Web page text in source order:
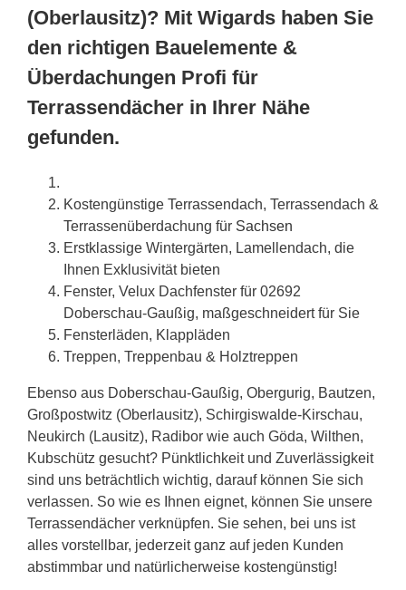
(Oberlausitz)? Mit Wigards haben Sie
den richtigen Bauelemente &
Überdachungen Profi für
Terrassendächer in Ihrer Nähe
gefunden.
Kostengünstige Terrassendach, Terrassendach &
Terrassenüberdachung für Sachsen
Erstklassige Wintergärten, Lamellendach, die
Ihnen Exklusivität bieten
Fenster, Velux Dachfenster für 02692
Doberschau-Gaußig, maßgeschneidert für Sie
Fensterläden, Klappläden
Treppen, Treppenbau & Holztreppen
Ebenso aus Doberschau-Gaußig, Obergurig, Bautzen,
Großpostwitz (Oberlausitz), Schirgiswalde-Kirschau,
Neukirch (Lausitz), Radibor wie auch Göda, Wilthen,
Kubschütz gesucht? Pünktlichkeit und Zuverlässigkeit
sind uns beträchtlich wichtig, darauf können Sie sich
verlassen. So wie es Ihnen eignet, können Sie unsere
Terrassendächer verknüpfen. Sie sehen, bei uns ist
alles vorstellbar, jederzeit ganz auf jeden Kunden
abstimmbar und natürlicherweise kostengünstig!